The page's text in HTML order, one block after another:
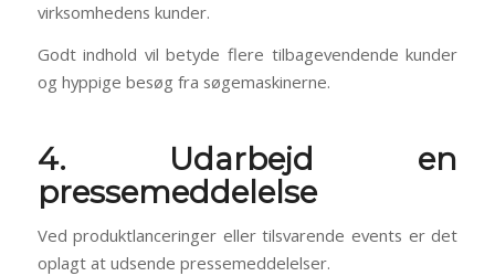
virksomhedens kunder.
Godt indhold vil betyde flere tilbagevendende kunder
og hyppige besøg fra søgemaskinerne.
4. Udarbejd en
pressemeddelelse
Ved produktlanceringer eller tilsvarende events er det
oplagt at udsende pressemeddelelser.